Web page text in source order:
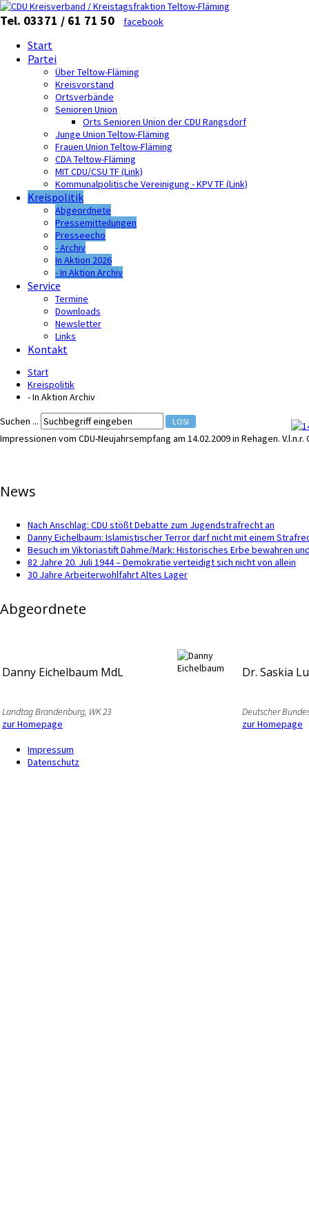
Tel. 03371 / 61 71 50 facebook
Start
Partei
Über Teltow-Fläming
Kreisvorstand
Ortsverbände
Senioren Union
Orts Senioren Union der CDU Rangsdorf
Junge Union Teltow-Fläming
Frauen Union Teltow-Fläming
CDA Teltow-Fläming
MIT CDU/CSU TF (Link)
Kommunalpolitische Vereinigung - KPV TF (Link)
Kreispolitik
Abgeordnete
Pressemitteilungen
Presseecho
- Archiv
In Aktion 2026
- In Aktion Archiv
Service
Termine
Downloads
Newsletter
Links
Kontakt
Start
Kreispolitik
- In Aktion Archiv
Suchen ...
LOS!
Impressionen vom CDU-Neujahrsempfang am 14.02.2009 in Rehagen.
News
Nach Anschlag: CDU stößt Debatte zum Jugendstrafrecht an
Danny Eichelbaum: Islamistischer Terror darf nicht mit einem
Besuch im Viktoriastift Dahme/Mark: Historisches Erbe bewahren
82 Jahre 20. Juli 1944 – Demokratie verteidigt sich nicht von allein
30 Jahre Arbeiterwohlfahrt Altes Lager
Abgeordnete
Danny Eichelbaum MdL
Landtag Brandenburg, WK 23
zur Homepage
Dr. Saskia
Deutscher
zur Homepage
Impressum
Datenschutz